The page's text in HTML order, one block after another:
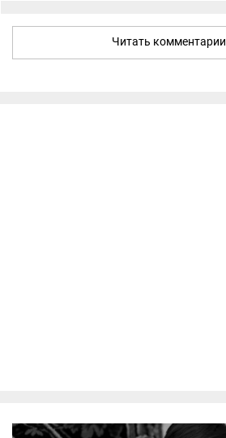
Читать комментарии